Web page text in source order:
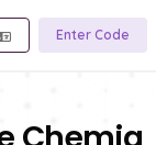
Enter Code